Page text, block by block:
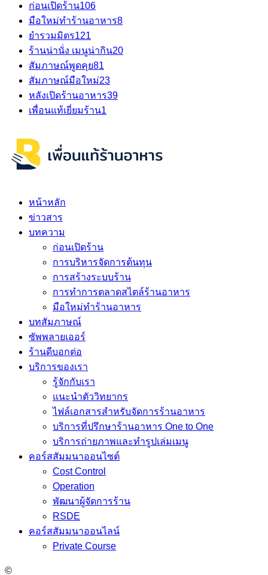
ก่อนเปิดร้าน106
มือใหม่ทำร้านอาหาร8
ยำรวมมิตร121
ร้านน่านั่ง เมนูน่ากิน20
สัมภาษณ์พูดคุย81
สัมภาษณ์มือใหม่23
หลังเปิดร้านอาหาร39
เพื่อนแท้เยี่ยมร้าน1
หน้าหลัก
ข่าวสาร
บทความ
ก่อนเปิดร้าน
การบริหารจัดการต้นทุน
การสร้างระบบร้าน
การทำการตลาดสไตล์ร้านอาหาร
มือใหม่ทำร้านอาหาร
บทสัมภาษณ์
ซัพพลายเออร์
ร้านดีบอกต่อ
บริการของเรา
รู้จักกับเรา
แนะนำตัววิทยากร
ไฟล์เอกสารสำหรับจัดการร้านอาหาร
บริการที่ปรึกษาร้านอาหาร One to One
บริการถ่ายภาพและทำรูปเล่มเมนู
คอร์สสัมมนาออนไซต์
Cost Control
Operation
พัฒนาผู้จัดการร้าน
RSDE
คอร์สสัมมนาออนไลน์
Private Course
©